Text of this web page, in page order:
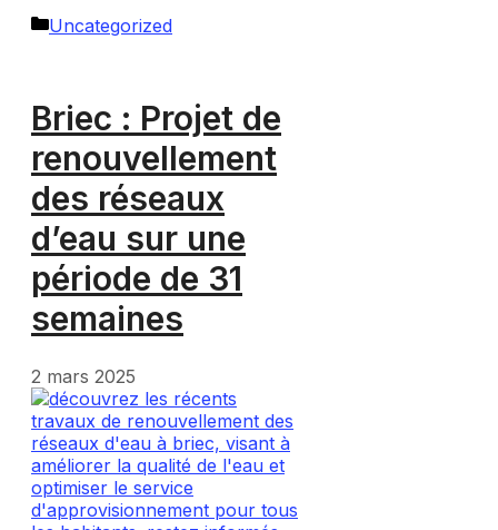
Catégories
Uncategorized
Briec : Projet de
renouvellement
des réseaux
d’eau sur une
période de 31
semaines
2 mars 2025